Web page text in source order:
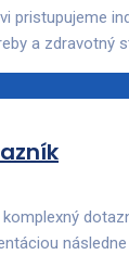
pristupujeme
a zdravotný